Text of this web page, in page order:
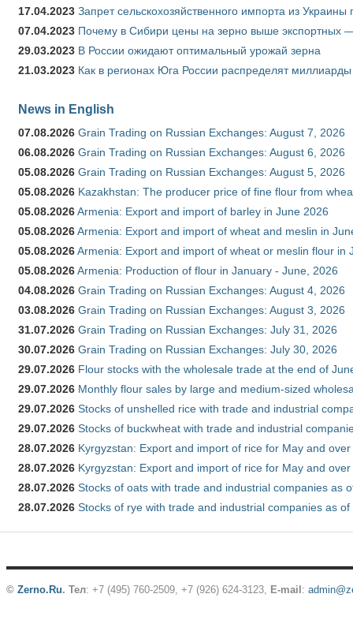
17.04.2023 Запрет сельскохозяйственного импорта из
07.04.2023 Почему в Сибири цены на зерно выше экспортных
29.03.2023 В России ожидают оптимальный урожай зерна
21.03.2023 Как в регионах Юга России распределят
News in English
07.08.2026 Grain Trading on Russian Exchanges: August 7, 2026
06.08.2026 Grain Trading on Russian Exchanges: August 6, 2026
05.08.2026 Grain Trading on Russian Exchanges: August 5, 2026
05.08.2026 Kazakhstan: The producer price of fine flour from
05.08.2026Armenia: Export and import of barley in June 2026
05.08.2026Armenia: Export and import of wheat and meslin in
05.08.2026Armenia: Export and import of wheat or meslin flour in
05.08.2026Armenia: Production of flour in January - June, 2026
04.08.2026 Grain Trading on Russian Exchanges: August 4, 2026
03.08.2026 Grain Trading on Russian Exchanges: August 3, 2026
31.07.2026 Grain Trading on Russian Exchanges: July 31, 2026
30.07.2026 Grain Trading on Russian Exchanges: July 30, 2026
29.07.2026 Flour stocks with the wholesale trade at the end of
29.07.2026 Monthly flour sales by large and medium-sized
29.07.2026 Stocks of unshelled rice with trade and industrial
29.07.2026 Stocks of buckwheat with trade and industrial
28.07.2026 Kyrgyzstan: Export and import of rice for May and
28.07.2026 Kyrgyzstan: Export and import of rice for May and
28.07.2026 Stocks of oats with trade and industrial companies as
28.07.2026 Stocks of rye with trade and industrial companies as
© Zerno.Ru. Тел: +7 (495) 760-2509, +7 (926) 624-3123, E-mail :